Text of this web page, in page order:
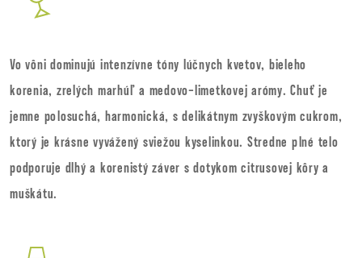
Vo vôni dominujú intenzívne tóny lúčnych kvetov, bieleho
korenia, zrelých marhúľ a medovo-limetkovej arómy. Chuť je
jemne polosuchá, harmonická, s delikátnym zvyškovým cukrom,
ktorý je krásne vyvážený sviežou kyselinkou. Stredne plné telo
podporuje dlhý a korenistý záver s dotykom citrusovej kôry a
muškátu.